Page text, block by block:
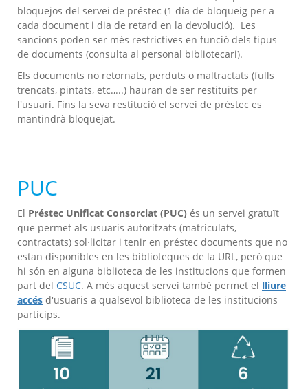
bloquejos del servei de préstec (1 día de bloqueig per a
cada document i dia de retard en la devolució). Les
sancions poden ser més restrictives en funció dels tipus
de documents (consulta al personal bibliotecari).
Els documents no retornats, perduts o maltractats (fulls
trencats, pintats, etc.,...) hauran de ser restituits per
l'usuari. Fins la seva restitució el servei de préstec es
mantindrà bloquejat.
PUC
El Préstec Unificat Consorciat (PUC) és un servei gratuït
que permet als usuaris autoritzats (matriculats,
contractats) sol·licitar i tenir en préstec documents que no
estan disponibles en les biblioteques de la URL, però que
hi són en alguna biblioteca de les institucions que formen
part del CSUC. A més aquest servei també permet el lliure
accés d'usuaris a qualsevol biblioteca de les institucions
partícips.